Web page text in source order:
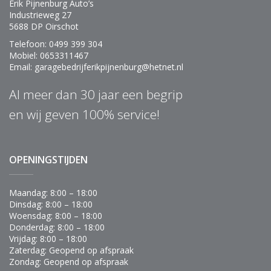
El. verstelbare spiegels
Stuurwiel
Lederen stuur
Multifunctioneel stuur
Verwarming / temperatuur
Buitentemperatuurmeter
Wielen
Lichtmetalen velgen
Stoelverwarming bestuurder
Erik Pijnenburg Auto’s
Industrieweg 27
5688 DP Oirschot
Telefoon: 0499 399 304
Mobiel: 0653311467
Email: garagebedrijferikpijnenburg@hetnet.nl
Al meer dan 30 jaar een begrip
en wij geven 100% service!
OPENINGSTIJDEN
Maandag: 8:00 – 18:00
Dinsdag: 8:00 – 18:00
Woensdag: 8:00 – 18:00
Donderdag: 8:00 – 18:00
Vrijdag: 8:00 – 18:00
Zaterdag: Geopend op afspraak
Zondag: Geopend op afspraak